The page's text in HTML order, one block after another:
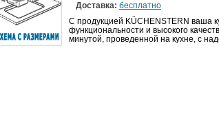
Доставка: бесплатно
С продукцией KÜCHENSTERN ваша
функциональности и высокого
минутой, проведенной на кухне, с